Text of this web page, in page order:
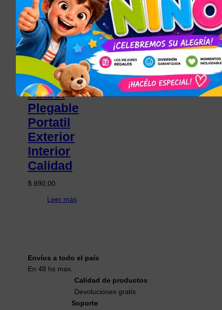
TODOS LOS
ARTÍCULOS
Arco De
Futbol
Plegable
Portatil
Exterior
Interior
Calidad
$ 890,00
Leer más
Envíos a todo el país
En 48 hs max.
Calidad de productos
Devoluciones gratis
Soporte